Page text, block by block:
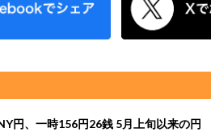
円、一時156円26銭 5月上旬以来の円